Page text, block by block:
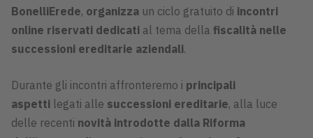
BonelliErede, organizza un ciclo gratuito di incontri
online riservati dedicati al tema della fiscalità nelle
successioni ereditarie aziendali.
Durante gli incontri affronteremo i principali
aspetti legati alle successioni ereditarie, alla luce
delle recenti novità introdotte dalla Riforma